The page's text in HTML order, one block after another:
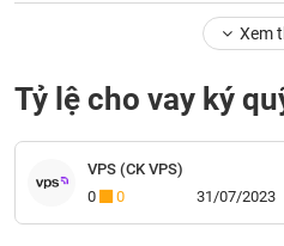
Xem
Tỷ lệ cho vay ký
VPS (CK VPS)
0
0 31/07/2023